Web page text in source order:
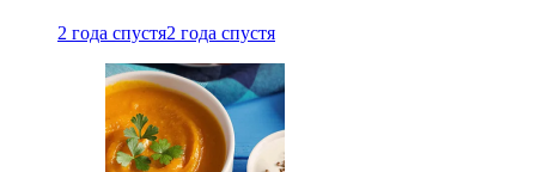
2 года спустя2 года спустя